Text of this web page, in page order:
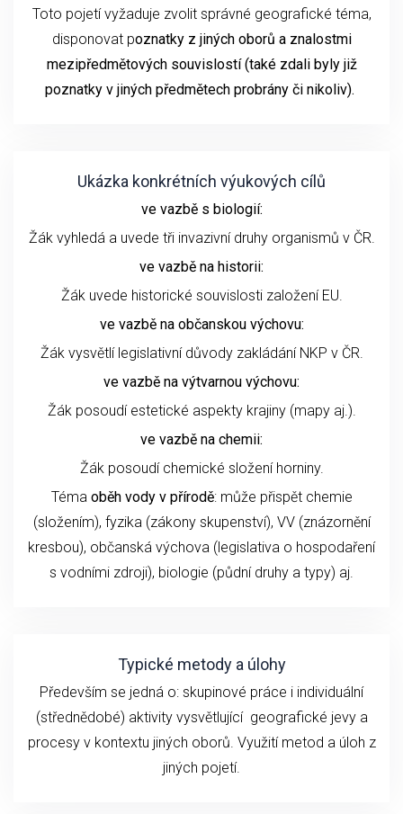
Toto pojetí vyžaduje zvolit správné geografické téma,
disponovat poznatky z jiných oborů a znalostmi
mezipředmětových souvislostí (také zdali byly již
poznatky v jiných předmětech probrány či nikoliv).
Ukázka konkrétních výukových cílů
ve vazbě s biologií:
Žák vyhledá a uvede tři invazivní druhy organismů v ČR.
ve vazbě na historii:
Žák uvede historické souvislosti založení EU.
ve vazbě na občanskou výchovu:
Žák vysvětlí legislativní důvody zakládání NKP v ČR.
ve vazbě na výtvarnou výchovu:
Žák posoudí estetické aspekty krajiny (mapy aj.).
ve vazbě na chemii:
Žák posoudí chemické složení horniny.
Téma oběh vody v přírodě: může přispět chemie
(složením), fyzika (zákony skupenství), VV (znázornění
kresbou), občanská výchova (legislativa o hospodaření
s vodními zdroji), biologie (půdní druhy a typy) aj.
Typické metody a úlohy
Především se jedná o: skupinové práce i individuální
(střednědobé) aktivity vysvětlující geografické jevy a
procesy v kontextu jiných oborů. Využití metod a úloh z
jiných pojetí.